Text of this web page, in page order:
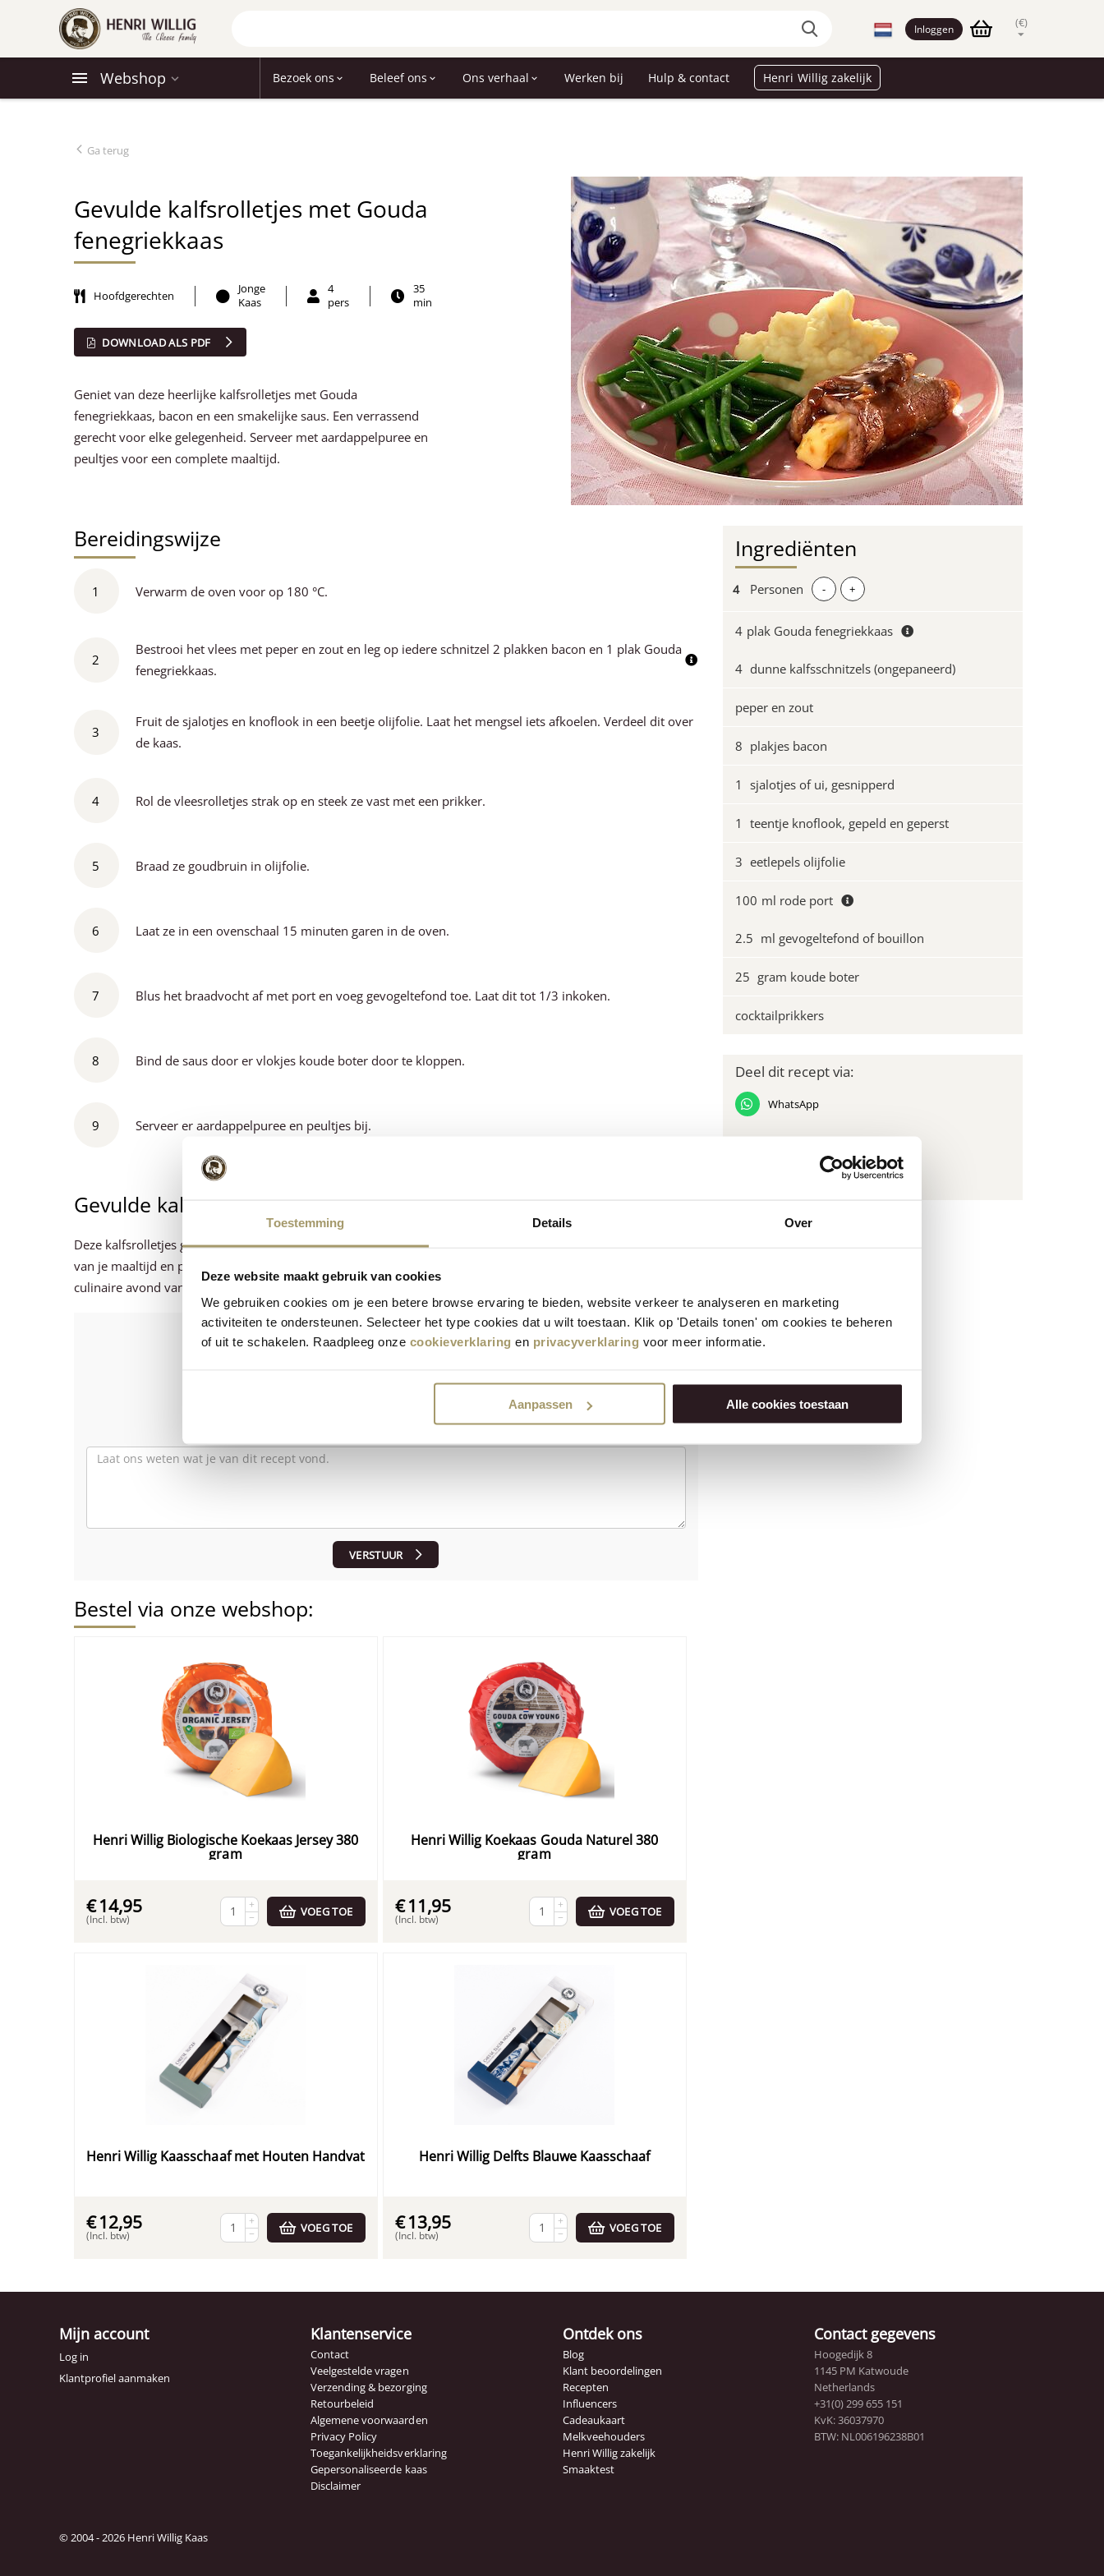
Toestemming Details Over
Deze website maakt gebruik van cookies
We gebruiken cookies om je een betere browse ervaring te bieden, website verkeer te analyseren en marketing
activiteiten te ondersteunen. Selecteer het type cookies dat u wilt toestaan. Klik op 'Details tonen' om cookies te beheren
of uit te schakelen. Raadpleeg onze cookieverklaring en privacyverklaring voor meer informatie.
Aanpassen Alle cookies toestaan
Inloggen (€)
Webshop Bezoek ons Beleef ons Ons verhaal Werken bij Hulp & contact Henri Willig zakelijk
Ga terug
Gevulde kalfsrolletjes met Gouda
fenegriekkaas
Hoofdgerechten
Jonge
Kaas
4
pers
35
min
DOWNLOAD ALS PDF
Geniet van deze heerlijke kalfsrolletjes met Gouda
fenegriekkaas, bacon en een smakelijke saus. Een verrassend
gerecht voor elke gelegenheid. Serveer met aardappelpuree en
peultjes voor een complete maaltijd.
Bereidingswijze
1 Verwarm de oven voor op 180 °C.
2
Bestrooi het vlees met peper en zout en leg op iedere schnitzel 2 plakken bacon en 1 plak Gouda
fenegriekkaas.
3
Fruit de sjalotjes en knoflook in een beetje olijfolie. Laat het mengsel iets afkoelen. Verdeel dit over
de kaas.
4 Rol de vleesrolletjes strak op en steek ze vast met een prikker.
5 Braad ze goudbruin in olijfolie.
6 Laat ze in een ovenschaal 15 minuten garen in de oven.
7 Blus het braadvocht af met port en voeg gevogeltefond toe. Laat dit tot 1/3 inkoken.
8 Bind de saus door er vlokjes koude boter door te kloppen.
9 Serveer er aardappelpuree en peultjes bij.
Gevulde kalfsrolletjes maken
Deze kalfsrolletjes gevuld met Gouda fenegriekkaas bieden een eenvoudige, maar smaakvolle afsluiting
van je maaltijd en perfect in te zetten als je wilt genieten van diverse kleine gerechten. Maak er een
culinaire avond van!
Is het recept gelukt?
VERSTUUR
Bestel via onze webshop:
Henri Willig Biologische Koekaas Jersey 380
gram
€14,95
(Incl. btw)
+
−
VOEG TOE
Henri Willig Koekaas Gouda Naturel 380
gram
€11,95
(Incl. btw)
+
−
VOEG TOE
Henri Willig Kaasschaaf met Houten Handvat
€12,95
(Incl. btw)
+
−
VOEG TOE
Henri Willig Delfts Blauwe Kaasschaaf
€13,95
(Incl. btw)
+
−
VOEG TOE
Ingrediënten
Personen - +
4 plak Gouda fenegriekkaas
4 dunne kalfsschnitzels (ongepaneerd)
peper en zout
8 plakjes bacon
1 sjalotjes of ui, gesnipperd
1 teentje knoflook, gepeld en geperst
3 eetlepels olijfolie
100 ml rode port
2.5 ml gevogeltefond of bouillon
25 gram koude boter
cocktailprikkers
Deel dit recept via:
WhatsApp
DOWNLOAD ALS PDF
Mijn account
Log in
Klantprofiel aanmaken
Klantenservice
Contact
Veelgestelde vragen
Verzending & bezorging
Retourbeleid
Algemene voorwaarden
Privacy Policy
Toegankelijkheidsverklaring
Gepersonaliseerde kaas
Disclaimer
Ontdek ons
Blog
Klant beoordelingen
Recepten
Influencers
Cadeaukaart
Melkveehouders
Henri Willig zakelijk
Smaaktest
Contact gegevens
Hoogedijk 8
1145 PM Katwoude
Netherlands
+31(0) 299 655 151
KvK: 36037970
BTW: NL006196238B01
© 2004 - 2026 Henri Willig Kaas